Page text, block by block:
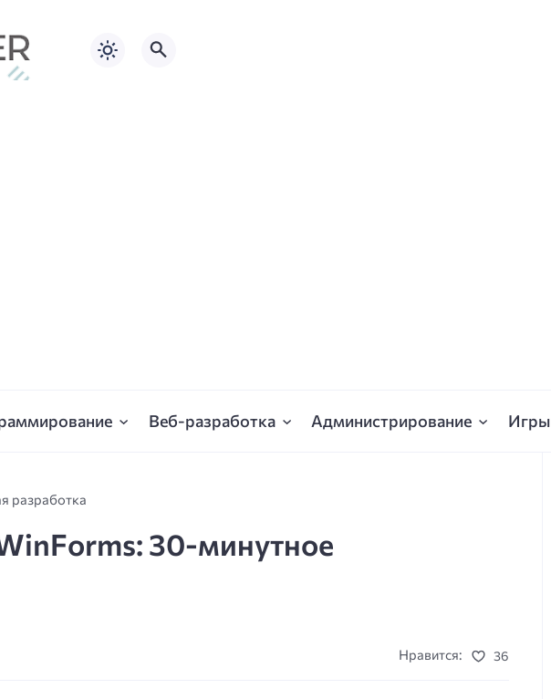
Веб-разработка Администрирование Игры
разработка
30-минутное
Нравится: 36